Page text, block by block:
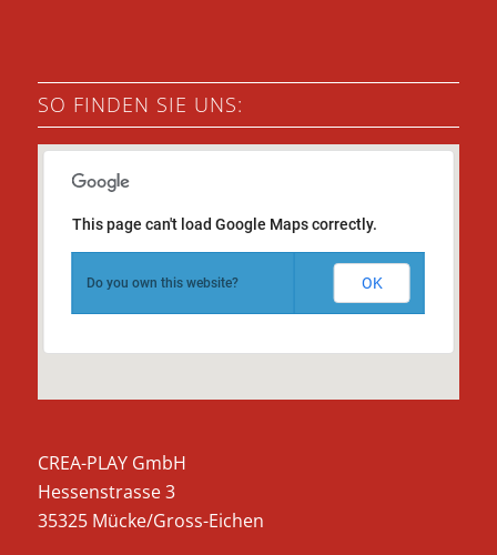
SO FINDEN SIE UNS:
This page can't load Google Maps correctly.
Do you own this website? OK
CREA-PLAY GmbH
Hessenstrasse 3
35325 Mücke/Gross-Eichen